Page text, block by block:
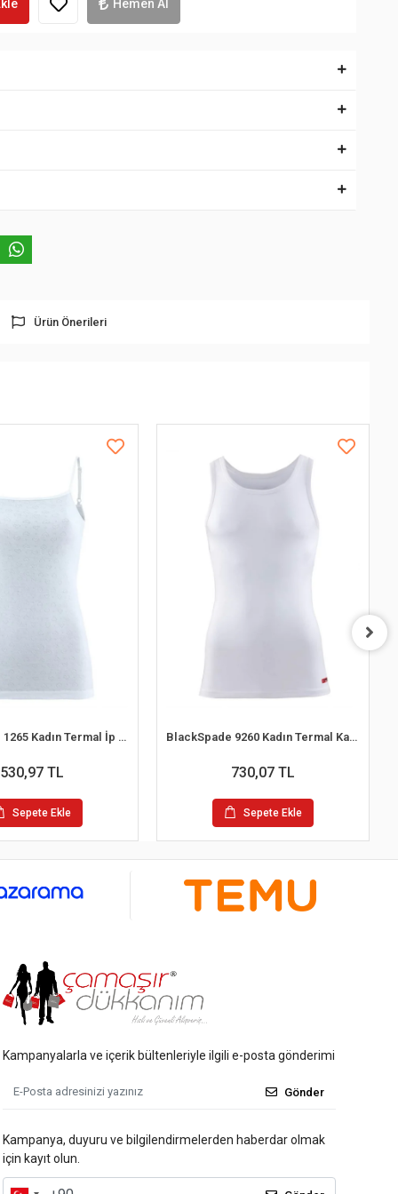
Hemen Al
Ürün Önerileri
BlackSpade 1265 Kadın Termal İp Askılı 1. Seviye Atlet
530,97 TL
Sepete Ekle
BlackSpade 9260 Kadın Termal Kalın Askılı 2. Seviye Atlet
730,07 TL
Sepete Ekle
Kampanyalarla ve içerik bültenleriyle ilgili e-posta gönderimi
Gönder
Kampanya, duyuru ve bilgilendirmelerden haberdar olmak
için kayıt olun.